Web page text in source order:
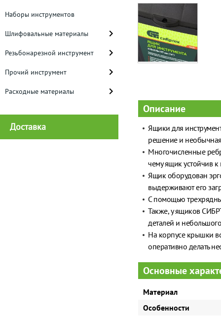
Наборы инструментов
Шлифовальные материалы
Резьбонарезной инструмент
Прочий инструмент
Расходные материалы
Доставка
Описание
Ящики для
решение и
Многочисленные
чему ящик устойчив
Ящик оборудован
выдерживают его
С помощью
Также, у ящиков
деталей и
На корпусе крышки
оперативно делать
Основные
Материал
Особенности